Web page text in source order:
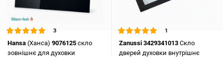
3
Hansa (Ханса) 9076125 скло
зовнішнє для духовки
1
Zanussi 3429341013 Скло
дверей духовки внутрішнє